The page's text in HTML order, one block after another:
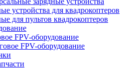
устройства для квадрокоптеров
для пультов квадрокоптеров
FPV-оборудование
FPV-оборудование